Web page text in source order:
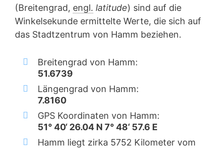
(Breitengrad, engl. latitude) sind auf die
Winkelsekunde ermittelte Werte, die sich auf
das Stadtzentrum von Hamm beziehen.
Breitengrad von Hamm:
51.6739
Längengrad von Hamm:
7.8160
GPS Koordinaten von Hamm:
51° 40‘ 26.04 N 7° 48‘ 57.6 E
Hamm liegt zirka 5752 Kilometer vom